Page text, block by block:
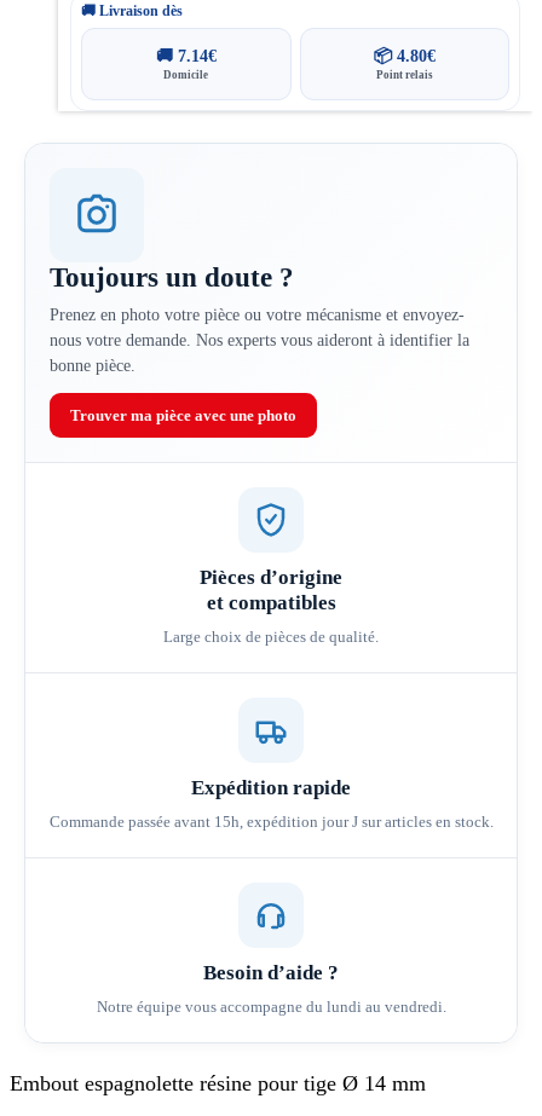
🚚 Livraison dès
🚚 7.14€
Domicile
📦 4.80€
Point relais
Toujours un doute ?
Prenez en photo votre pièce ou votre mécanisme et envoyez-
nous votre demande. Nos experts vous aideront à identifier la
bonne pièce.
Trouver ma pièce avec une photo
Pièces d’origine
et compatibles
Large choix de pièces de qualité.
Expédition rapide
Commande passée avant 15h, expédition jour J sur articles en stock.
Besoin d’aide ?
Notre équipe vous accompagne du lundi au vendredi.
Embout espagnolette résine pour tige Ø 14 mm